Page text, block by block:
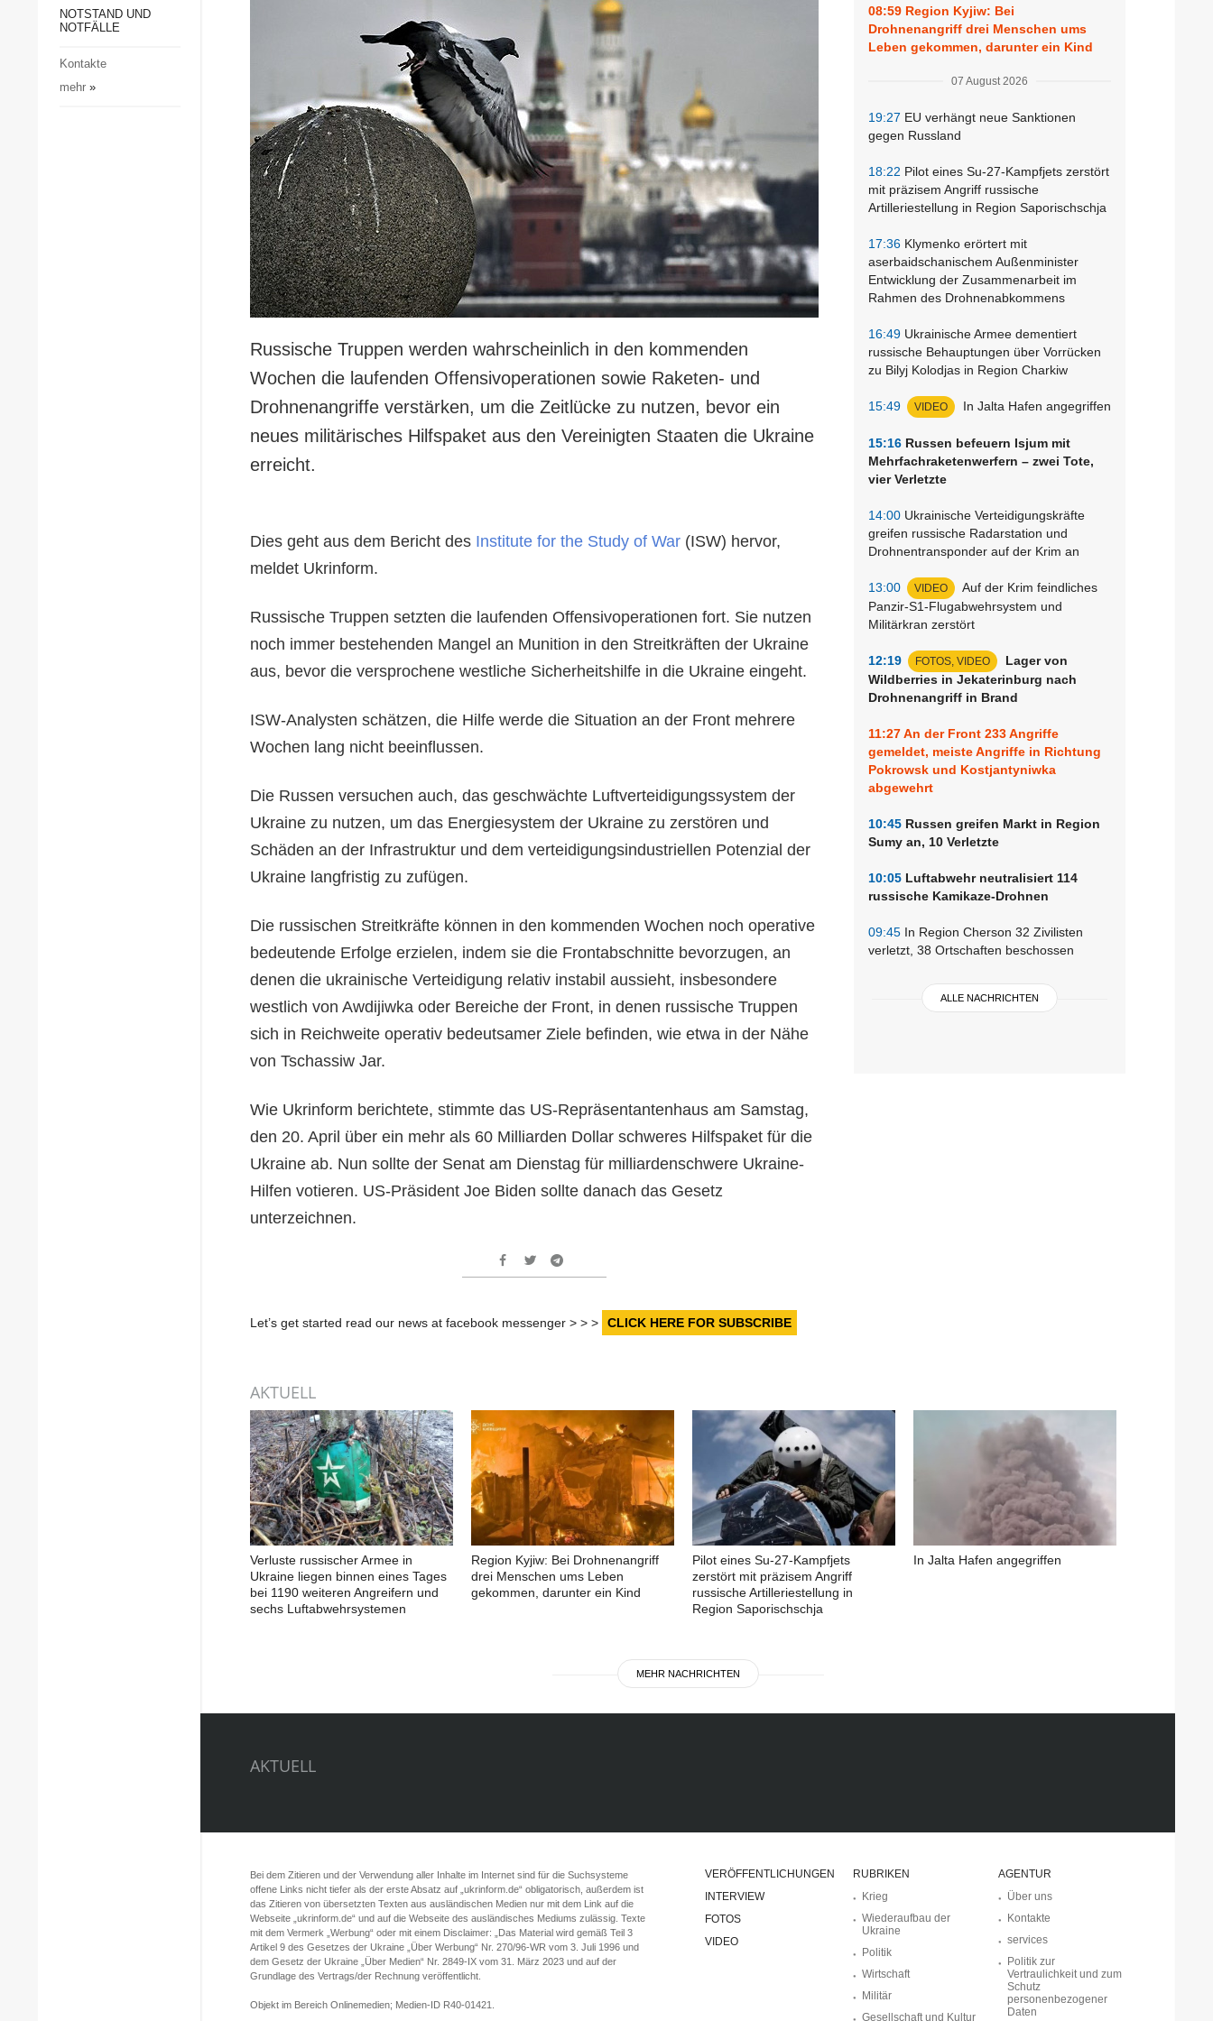
Gesellschaft und Kultur
NOTSTAND UND
NOTFÄLLE
Kontakte
mehr»
08:59 Region Kyjiw: Bei
Drohnenangriff drei Menschen ums
Leben gekommen, darunter ein Kind
07 August 2026
19:27 EU verhängt neue Sanktionen
gegen Russland
18:22 Pilot eines Su-27-Kampfjets zerstört
mit präzisem Angriff russische
Artilleriestellung in Region Saporischschja
17:36 Klymenko erörtert mit
aserbaidschanischem Außenminister
Entwicklung der Zusammenarbeit im
Rahmen des Drohnenabkommens
16:49 Ukrainische Armee dementiert
russische Behauptungen über Vorrücken
zu Bilyj Kolodjas in Region Charkiw
15:49 VIDEO In Jalta Hafen angegriffen
15:16 Russen befeuern Isjum mit
Mehrfachraketenwerfern – zwei Tote,
vier Verletzte
14:00 Ukrainische Verteidigungskräfte
greifen russische Radarstation und
Drohnentransponder auf der Krim an
13:00 VIDEO
Auf der Krim feindliches
Panzir-S1-Flugabwehrsystem und
Militärkran zerstört
12:19 FOTOS, VIDEO
Lager von
Wildberries in Jekaterinburg nach
Drohnenangriff in Brand
11:27An der Front 233 Angriffe
gemeldet, meiste Angriffe in Richtung
Pokrowsk und Kostjantyniwka
abgewehrt
10:45 Russen greifen Markt in Region
Sumy an, 10 Verletzte
10:05 Luftabwehr neutralisiert 114
russische Kamikaze-Drohnen
09:45 In Region Cherson 32 Zivilisten
verletzt, 38 Ortschaften beschossen
ALLE NACHRICHTEN
Russische Truppen werden wahrscheinlich in den kommenden
Wochen die laufenden Offensivoperationen sowie Raketen- und
Drohnenangriffe verstärken, um die Zeitlücke zu nutzen, bevor ein
neues militärisches Hilfspaket aus den Vereinigten Staaten die Ukraine
erreicht.
Dies geht aus dem Bericht des Institute for the Study of War (ISW) hervor,
meldet Ukrinform.
Russische Truppen setzten die laufenden Offensivoperationen fort. Sie nutzen
noch immer bestehenden Mangel an Munition in den Streitkräften der Ukraine
aus, bevor die versprochene westliche Sicherheitshilfe in die Ukraine eingeht.
ISW-Analysten schätzen, die Hilfe werde die Situation an der Front mehrere
Wochen lang nicht beeinflussen.
Die Russen versuchen auch, das geschwächte Luftverteidigungssystem der
Ukraine zu nutzen, um das Energiesystem der Ukraine zu zerstören und
Schäden an der Infrastruktur und dem verteidigungsindustriellen Potenzial der
Ukraine langfristig zu zufügen.
Die russischen Streitkräfte können in den kommenden Wochen noch operative
bedeutende Erfolge erzielen, indem sie die Frontabschnitte bevorzugen, an
denen die ukrainische Verteidigung relativ instabil aussieht, insbesondere
westlich von Awdijiwka oder Bereiche der Front, in denen russische Truppen
sich in Reichweite operativ bedeutsamer Ziele befinden, wie etwa in der Nähe
von Tschassiw Jar.
Wie Ukrinform berichtete, stimmte das US-Repräsentantenhaus am Samstag,
den 20. April über ein mehr als 60 Milliarden Dollar schweres Hilfspaket für die
Ukraine ab. Nun sollte der Senat am Dienstag für milliardenschwere Ukraine-
Hilfen votieren. US-Präsident Joe Biden sollte danach das Gesetz
unterzeichnen.
Let’s get started read our news at facebook messenger > > > CLICK HERE FOR SUBSCRIBE
AKTUELL
Verluste russischer Armee in
Ukraine liegen binnen eines Tages
bei 1190 weiteren Angreifern und
sechs Luftabwehrsystemen
Region Kyjiw: Bei Drohnenangriff
drei Menschen ums Leben
gekommen, darunter ein Kind
Pilot eines Su-27-Kampfjets
zerstört mit präzisem Angriff
russische Artilleriestellung in
Region Saporischschja
In Jalta Hafen angegriffen
MEHR NACHRICHTEN
AKTUELL
RUBRIKEN
Krieg
Wiederaufbau der
Ukraine
Politik
Wirtschaft
Militär
Gesellschaft und Kultur
AGENTUR
Über uns
Kontakte
services
Politik zur
Vertraulichkeit und zum
Schutz
personenbezogener
Daten
VERÖFFENTLICHUNGEN
INTERVIEW
FOTOS
VIDEO
Bei dem Zitieren und der Verwendung aller Inhalte im Internet sind für die Suchsysteme
offene Links nicht tiefer als der erste Absatz auf „ukrinform.de“ obligatorisch, außerdem ist
das Zitieren von übersetzten Texten aus ausländischen Medien nur mit dem Link auf die
Webseite „ukrinform.de“ und auf die Webseite des ausländisches Mediums zulässig. Texte
mit dem Vermerk „Werbung“ oder mit einem Disclaimer: „Das Material wird gemäß Teil 3
Artikel 9 des Gesetzes der Ukraine „Über Werbung“ Nr. 270/96-WR vom 3. Juli 1996 und
dem Gesetz der Ukraine „Über Medien“ Nr. 2849-IX vom 31. März 2023 und auf der
Grundlage des Vertrags/der Rechnung veröffentlicht.
Objekt im Bereich Onlinemedien; Medien-ID R40-01421.